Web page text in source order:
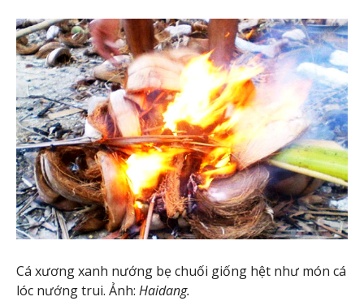
Cá xương xanh nướng bẹ chuối giống hệt như món cá
lóc nướng trui. Ảnh: Haidang.